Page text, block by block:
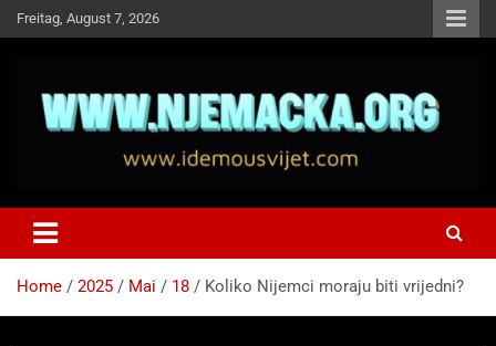
Skip
to
Freitag, August 7, 2026
Idemo u Svijet-Njemacka!
Home 2025 Mai 18 Koliko Nijemci moraju biti vrijedni?